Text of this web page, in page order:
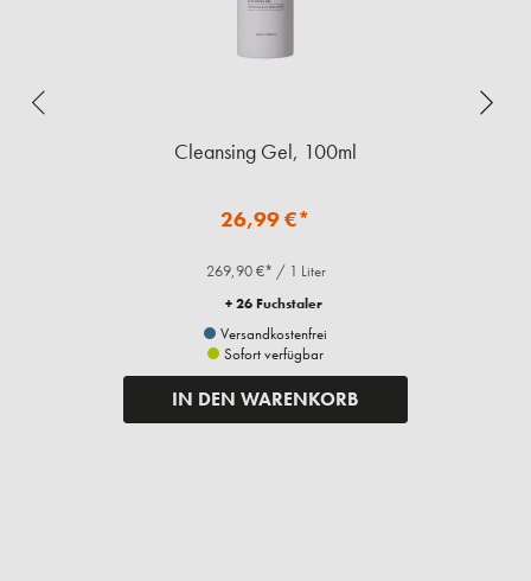
Cleansing Gel, 100ml
26,99 €*
269,90 €* / 1 Liter
+ 26 Fuchstaler
Versandkostenfrei
Sofort verfügbar
IN DEN WARENKORB